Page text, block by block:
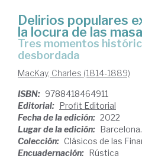
Delirios populares
la locura de las
tres momentos históricos de especulación
desbordada
MacKay, Charles (1814-1889)
ISBN: 9788418464911
Editorial: Profit Editorial
Fecha de la edición: 2022
Lugar de la edición:
Colección: Clásicos de las
Encuadernación: Rústica